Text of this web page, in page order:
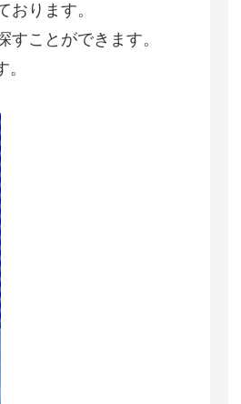
ります。
ことができます。